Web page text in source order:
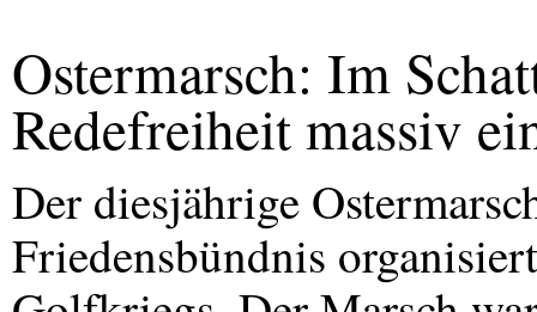
Ostermarsch: Im
Redefreiheit massiv
Der diesjährige
Friedensbündnis